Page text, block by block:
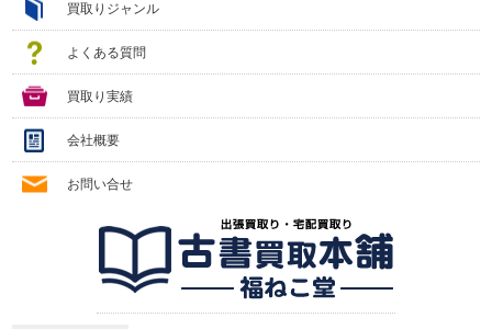
買取りジャンル
よくある質問
買取り実績
会社概要
お問い合せ